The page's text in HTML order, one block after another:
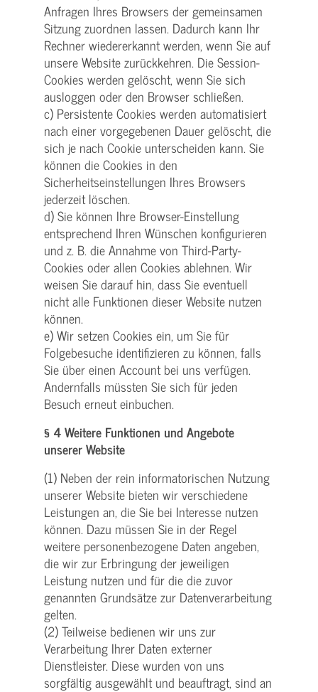
Anfragen Ihres Browsers der gemeinsamen
Sitzung zuordnen lassen. Dadurch kann Ihr
Rechner wiedererkannt werden, wenn Sie auf
unsere Website zurückkehren. Die Session-
Cookies werden gelöscht, wenn Sie sich
ausloggen oder den Browser schließen.
c) Persistente Cookies werden automatisiert
nach einer vorgegebenen Dauer gelöscht, die
sich je nach Cookie unterscheiden kann. Sie
können die Cookies in den
Sicherheitseinstellungen Ihres Browsers
jederzeit löschen.
d) Sie können Ihre Browser-Einstellung
entsprechend Ihren Wünschen konfigurieren
und z. B. die Annahme von Third-Party-
Cookies oder allen Cookies ablehnen. Wir
weisen Sie darauf hin, dass Sie eventuell
nicht alle Funktionen dieser Website nutzen
können.
e) Wir setzen Cookies ein, um Sie für
Folgebesuche identifizieren zu können, falls
Sie über einen Account bei uns verfügen.
Andernfalls müssten Sie sich für jeden
Besuch erneut einbuchen.
§ 4 Weitere Funktionen und Angebote
unserer Website
(1) Neben der rein informatorischen Nutzung
unserer Website bieten wir verschiedene
Leistungen an, die Sie bei Interesse nutzen
können. Dazu müssen Sie in der Regel
weitere personenbezogene Daten angeben,
die wir zur Erbringung der jeweiligen
Leistung nutzen und für die die zuvor
genannten Grundsätze zur Datenverarbeitung
gelten.
(2) Teilweise bedienen wir uns zur
Verarbeitung Ihrer Daten externer
Dienstleister. Diese wurden von uns
sorgfältig ausgewählt und beauftragt, sind an